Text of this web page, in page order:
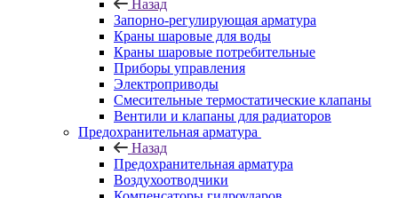
Назад
Запорно-регулирующая арматура
Краны шаровые для воды
Краны шаровые потребительные
Приборы управления
Электроприводы
Смесительные термостатические клапаны
Вентили и клапаны для радиаторов
Предохранительная арматура
Назад
Предохранительная арматура
Воздухоотводчики